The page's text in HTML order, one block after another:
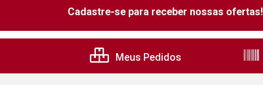
Cadastre-se para receber nossas ofertas!
Meus Pedidos